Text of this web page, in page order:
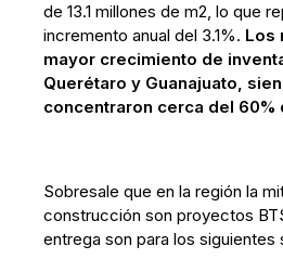
de 13.1 millones de m2, lo que
incremento anual del 3.1%. Los
mayor crecimiento de
Querétaro y Guanajuato,
concentraron cerca del 60%
Sobresale que en la región la
construcción son proyectos
entrega son para los siguientes